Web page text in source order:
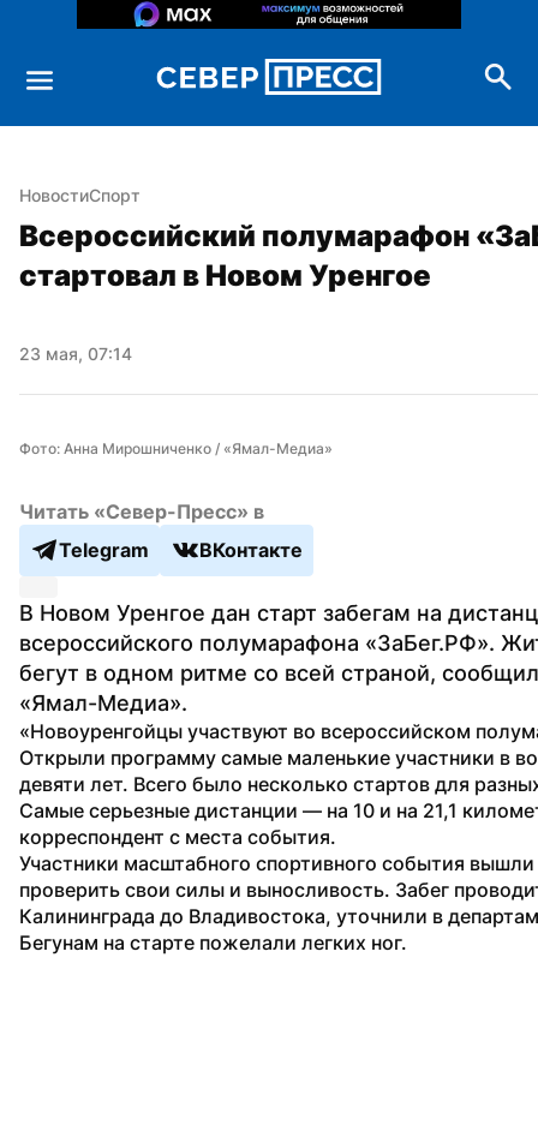
НовостиСпорт
Всероссийский полумарафон
стартовал в Новом Уренгое
23 мая, 07:14
Фото: Анна Мирошниченко / «Ямал-Медиа»
Читать «Север-Пресс» в
Telegram
ВКонтакте
В Новом Уренгое дан старт забегам на
всероссийского полумарафона «ЗаБег.РФ».
бегут в одном ритме со всей страной,
«Ямал-Медиа».
«Новоуренгойцы участвуют во всероссийском
Открыли программу самые маленькие участники в
девяти лет. Всего было несколько стартов для
Самые серьезные дистанции — на 10 и на 21,1
корреспондент с места события.
Участники масштабного спортивного события вышли
проверить свои силы и выносливость. Забег
Калининграда до Владивостока, уточнили в
Бегунам на старте пожелали легких ног.